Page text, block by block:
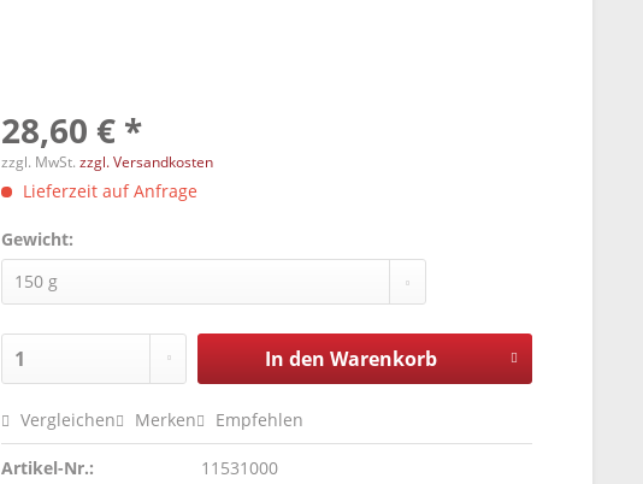
28,60 € *
zzgl. MwSt.zzgl. Versandkosten
Lieferzeit auf Anfrage
Gewicht:
In den Warenkorb
Vergleichen Merken Empfehlen
Artikel-Nr.:
11531000